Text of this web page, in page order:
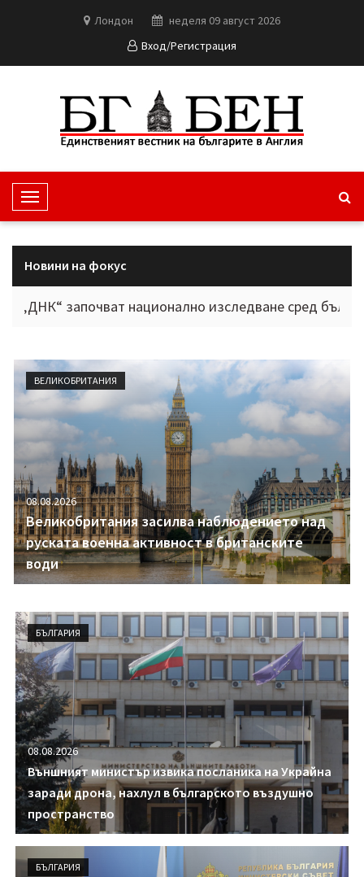
Лондон
неделя 09 август 2026
Вход/Регистрация
T
o
g
N
v
i
a
t
o
n
Новини на фокус
национално изследване сред българите в
ВЕЛИКОБРИТАНИЯ
08.08.2026
Великобритания засилва наблюдението над
руската военна активност в британските
води
БЪЛГАРИЯ
08.08.2026
Външният министър извика посланика на Украйна
заради дрона, нахлул в българското въздушно
пространство
БЪЛГАРИЯ